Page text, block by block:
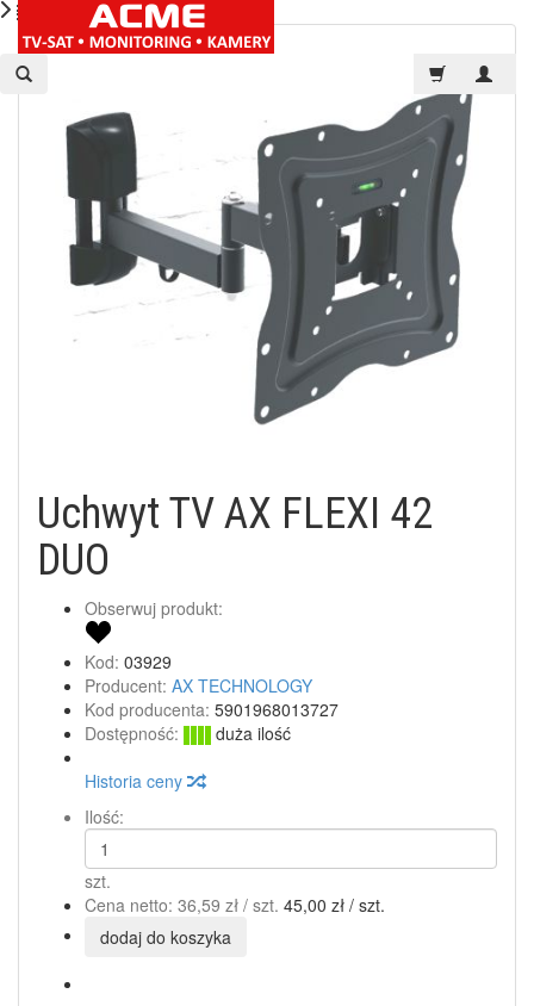
Uchwyt TV AX FLEXI 42
DUO
Obserwuj produkt:
Kod: 03929
Producent: AX TECHNOLOGY
Kod producenta: 5901968013727
Dostępność:
duża ilość
Historia ceny
Ilość:
szt.
Cena netto: 36,59 zł / szt. 45,00 zł / szt.
dodaj do koszyka